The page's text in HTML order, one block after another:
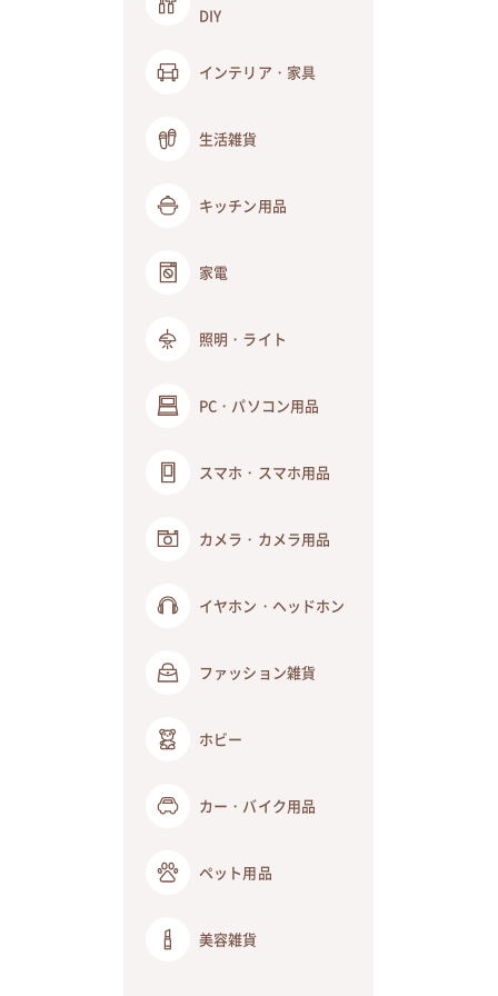
DIY
インテリア・家具
生活雑貨
キッチン用品
家電
照明・ライト
PC・パソコン用品
スマホ・スマホ用品
カメラ・カメラ用品
イヤホン・ヘッドホン
ファッション雑貨
ホビー
カー・バイク用品
ペット用品
美容雑貨